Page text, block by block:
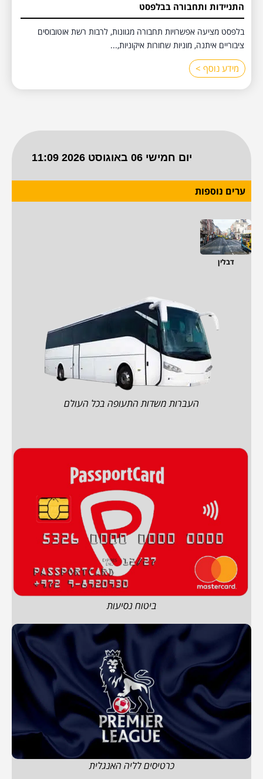
התניידות ותחבורה בבלפסט
בלפסט מציעה אפשרויות תחבורה מגוונות, לרבות רשת אוטובוסים
ציבוריים איתנה, מוניות שחורות איקוניות,...
מידע נוסף >
ערים נוספות
דבלין
העברות משדות התעופה בכל העולם
ביטוח נסיעות
כרטיסים לליה האנגלית